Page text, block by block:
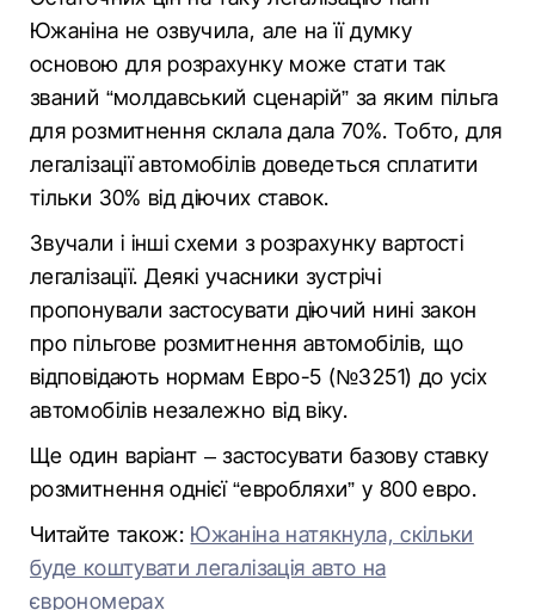
Южаніна не озвучила, але на її думку
основою для розрахунку може стати так
званий “молдавський сценарій” за яким пільга
для розмитнення склала дала 70%. Тобто, для
легалізації автомобілів доведеться сплатити
тільки 30% від діючих ставок.
Звучали і інші схеми з розрахунку вартості
легалізації. Деякі учасники зустрічі
пропонували застосувати діючий нині закон
про пільгове розмитнення автомобілів, що
відповідають нормам Евро-5 (№3251) до усіх
автомобілів незалежно від віку.
Ще один варіант – застосувати базову ставку
розмитнення однієї “евробляхи” у 800 евро.
Читайте також: Южаніна натякнула, скільки
буде коштувати легалізація авто на
єврономерах